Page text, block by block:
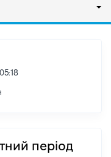
період